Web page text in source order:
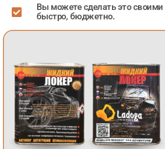
Вы можете сделать это своими
быстро, бюджетно.